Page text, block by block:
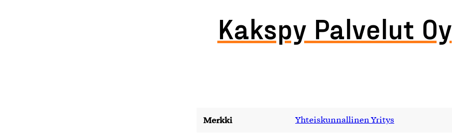
Kakspy Palvelut Oy
Merkki Yhteiskunnallinen Yritys